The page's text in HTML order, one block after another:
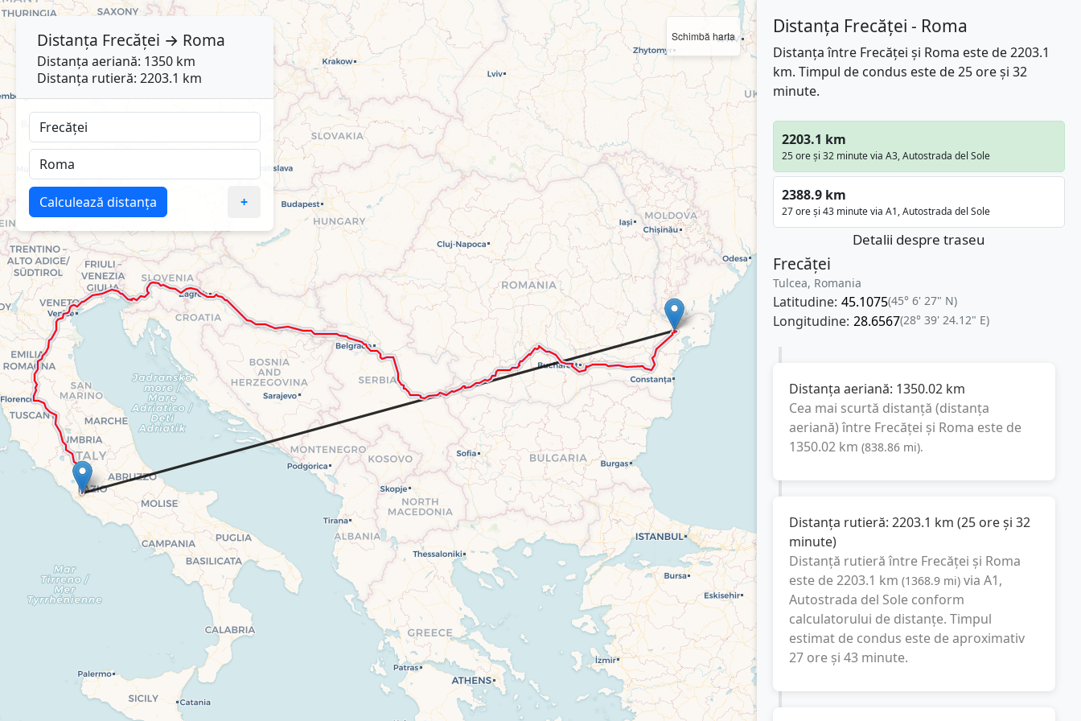
Schimbă harta Distanța Frecăței - Roma
Distanța între Frecăței și Roma este de 2203.1
km. Timpul de condus este de 25 ore și 32
minute.
2203.1 km
25 ore și 32 minute via A3, Autostrada del Sole
2388.9 km
27 ore și 43 minute via A1, Autostrada del Sole
Detalii despre traseu
Frecăței
Tulcea, Romania
Latitudine: 45.1075(45° 6' 27" N)
Longitudine: 28.6567(28° 39' 24.12" E)
Distanța aeriană: 1350.02 km
Cea mai scurtă distanță (distanța
aeriană) între Frecăței și Roma este de
1350.02 km (838.86 mi).
Distanța rutieră: 2203.1 km (25 ore și 32
minute)
Distanță rutieră între Frecăței și Roma
este de2203.1 km (1368.9 mi) via A1,
Autostrada del Soleconform
calculatorului de distanțe. Timpul
estimat de condus este de aproximativ
27 ore și 43 minute.
Distanța Frecăței → Roma
Distanța aeriană: 1350 km
Distanța rutieră: 2203.1 km
Calculează distanța +